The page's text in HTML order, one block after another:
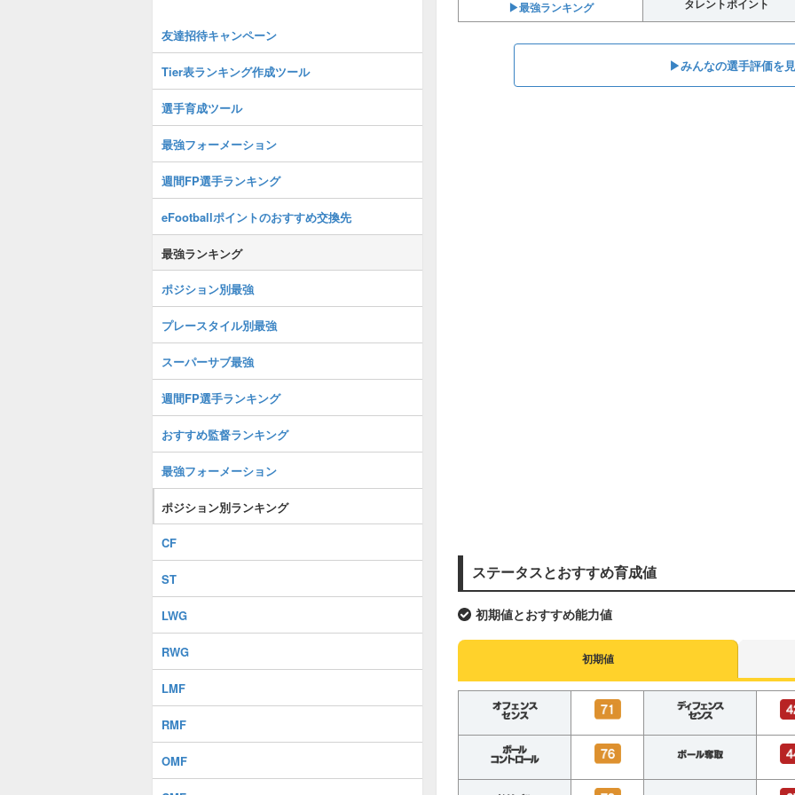
▶︎最強ランキング タレントポイント
▶︎みんなの選手評価を
ステータスとおすすめ育成値
初期値とおすすめ能力値
初期値
友達招待キャンペーン
Tier表ランキング作成ツール
選手育成ツール
最強フォーメーション
週間FP選手ランキング
eFootballポイントのおすすめ交換先
最強ランキング
ポジション別最強
プレースタイル別最強
スーパーサブ最強
週間FP選手ランキング
おすすめ監督ランキング
最強フォーメーション
ポジション別ランキング
CF
ST
LWG
RWG
LMF
RMF
OMF